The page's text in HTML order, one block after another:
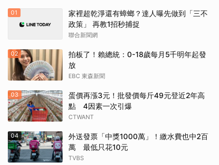
01
家裡超乾淨還有蟑螂？達人曝先做到「三不
政策」 再教1招秒捕捉
聯合新聞網
02
拍板了！賴總統：0-18歲每月5千明年起發
放
EBC 東森新聞
03
蛋價再漲3元！批發價每斤49元登近2年高
點 4因素一次引爆
CTWANT
04
外送發票「中獎1000萬」！繳水費也中2百
萬 最低只花10元
TVBS